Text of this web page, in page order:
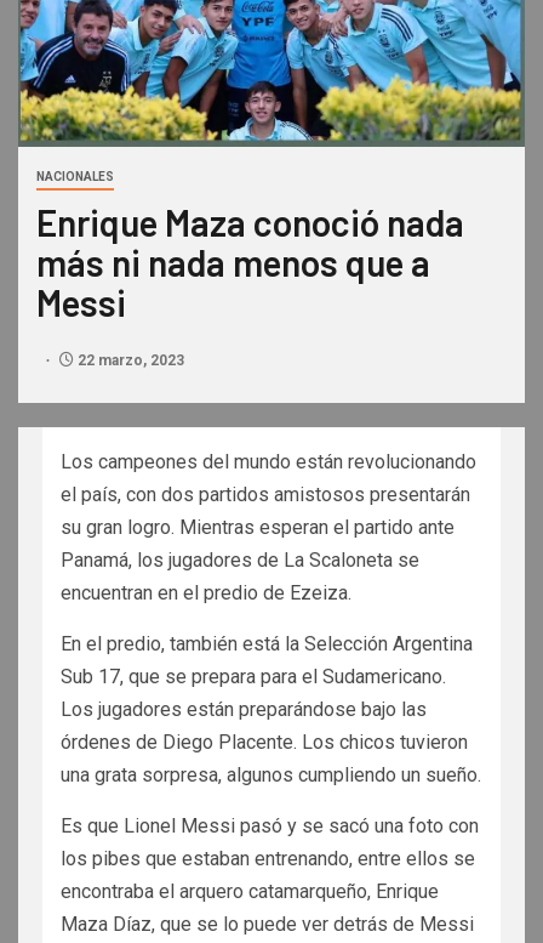
NACIONALES
Enrique Maza conoció nada
más ni nada menos que a
Messi
22 marzo, 2023
Los campeones del mundo están revolucionando
el país, con dos partidos amistosos presentarán
su gran logro. Mientras esperan el partido ante
Panamá, los jugadores de La Scaloneta se
encuentran en el predio de Ezeiza.
En el predio, también está la Selección Argentina
Sub 17, que se prepara para el Sudamericano.
Los jugadores están preparándose bajo las
órdenes de Diego Placente. Los chicos tuvieron
una grata sorpresa, algunos cumpliendo un sueño.
Es que Lionel Messi pasó y se sacó una foto con
los pibes que estaban entrenando, entre ellos se
encontraba el arquero catamarqueño, Enrique
Maza Díaz, que se lo puede ver detrás de Messi